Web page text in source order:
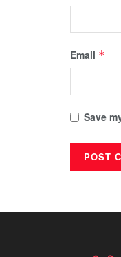
Email *
Save